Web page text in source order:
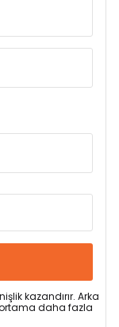
kazandırır. Arka
ortama daha fazla